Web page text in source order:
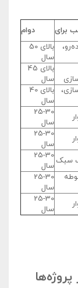
برای
دوام
بالای 50
سال
بالای 45
سال
بالای 40
سال
25-30
سال
25-30
سال
سبک 25-30
سال
25-30
سال
25-30
سال